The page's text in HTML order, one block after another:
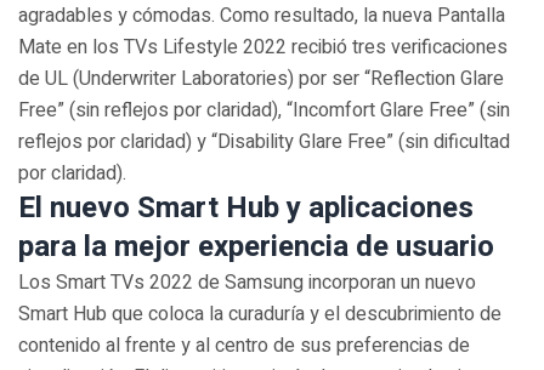
agradables y cómodas. Como resultado, la nueva Pantalla
Mate en los TVs Lifestyle 2022 recibió tres verificaciones
de UL (Underwriter Laboratories) por ser “Reflection Glare
Free” (sin reflejos por claridad), “Incomfort Glare Free” (sin
reflejos por claridad) y “Disability Glare Free” (sin dificultad
por claridad).
El nuevo Smart Hub y aplicaciones
para la mejor experiencia de usuario
Los Smart TVs 2022 de Samsung incorporan un nuevo
Smart Hub que coloca la curaduría y el descubrimiento de
contenido al frente y al centro de sus preferencias de